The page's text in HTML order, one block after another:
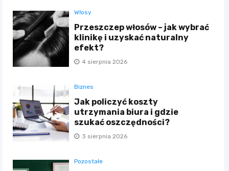
Włosy
Przeszczep włosów – jak wybrać
klinikę i uzyskać naturalny
efekt?
4 sierpnia 2026
Biznes
Jak policzyć koszty
utrzymania biura i gdzie
szukać oszczędności?
3 sierpnia 2026
Pozostałe